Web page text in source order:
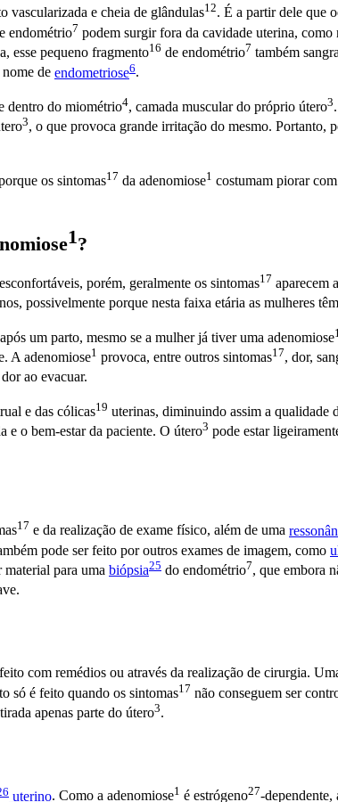
vascularizada e cheia de glândulas12. É a partir dele que
endométrio7 podem surgir fora da cavidade uterina, como
esse pequeno fragmento16 de endométrio7 também
de endometriose6.
dentro do miométrio4, camada muscular do próprio útero3
3, o que provoca grande irritação do mesmo. Portanto,
os sintomas17 da adenomiose1 costumam piorar
1?
porém, geralmente os sintomas17 aparecem
possivelmente porque nesta faixa etária as mulheres
um parto, mesmo se a mulher já tiver uma adenomiose1
Aadenomiose1 provoca, entre outros sintomas17, dor,
ao evacuar.
e das cólicas19 uterinas, diminuindo assim a qualidade
e o bem-estar da paciente. O útero3 pode estar
17 e da realização de exame físico, além de uma
pode ser feito por outros exames de imagem, como
material para uma biópsia25 do endométrio7, que embora
com remédios ou através da realização de cirurgia.
só é feito quando os sintomas17 não conseguem ser
apenas parte do útero3.
uterino. Como a adenomiose1 é estrógeno27-dependente,